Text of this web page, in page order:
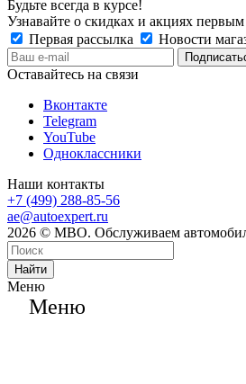
Будьте всегда в курсе!
Узнавайте о скидках и акциях первым
Первая рассылка
Новости
Оставайтесь на связи
Вконтакте
Telegram
YouTube
Одноклассники
Наши контакты
+7 (499) 288-85-56
ae@autoexpert.ru
2026 © МВО. Обслуживаем
Найти
Меню
Меню